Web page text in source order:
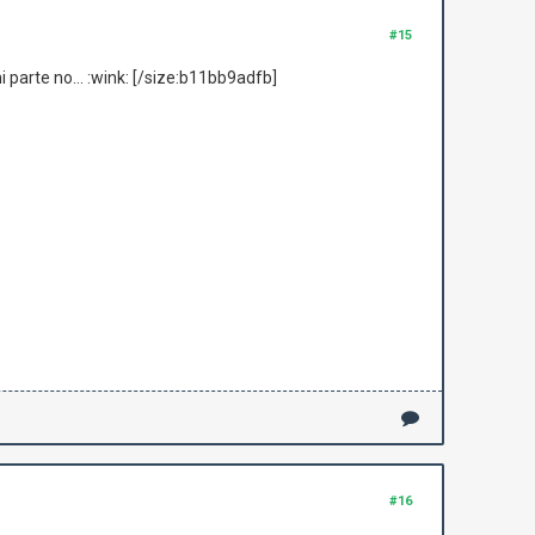
#15
no... :wink: [/size:b11bb9adfb]
#16